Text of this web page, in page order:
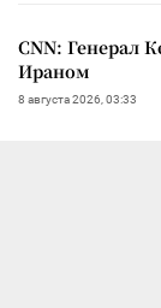
CNN: Генерал
Ираном
8 августа 2026, 03:33